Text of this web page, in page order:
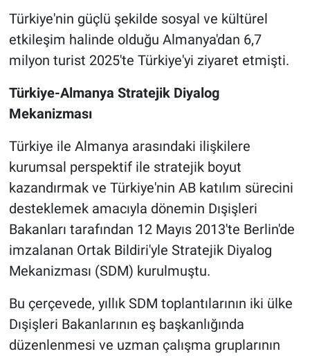
Türkiye'nin güçlü şekilde sosyal ve kültürel
etkileşim halinde olduğu Almanya'dan 6,7
milyon turist 2025'te Türkiye'yi ziyaret etmişti.
Türkiye-Almanya Stratejik Diyalog
Mekanizması
Türkiye ile Almanya arasındaki ilişkilere
kurumsal perspektif ile stratejik boyut
kazandırmak ve Türkiye'nin AB katılım sürecini
desteklemek amacıyla dönemin Dışişleri
Bakanları tarafından 12 Mayıs 2013'te Berlin'de
imzalanan Ortak Bildiri'yle Stratejik Diyalog
Mekanizması (SDM) kurulmuştu.
Bu çerçevede, yıllık SDM toplantılarının iki ülke
Dışişleri Bakanlarının eş başkanlığında
düzenlenmesi ve uzman çalışma gruplarının